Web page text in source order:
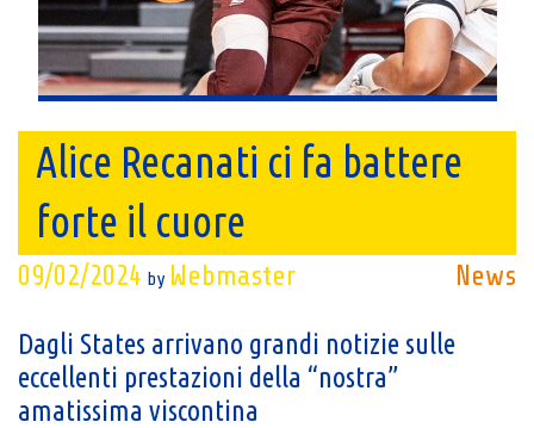
Alice Recanati ci fa battere
forte il cuore
News
09/02/2024 by Webmaster
Dagli States arrivano grandi notizie sulle
eccellenti prestazioni della “nostra”
amatissima viscontina